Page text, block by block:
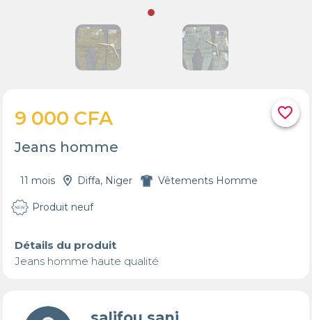
favorite_border
9 000 CFA
Jeans homme
11 mois Diffa, Niger Vêtements Homme
Produit neuf
Détails du produit
Jeans homme haute qualité